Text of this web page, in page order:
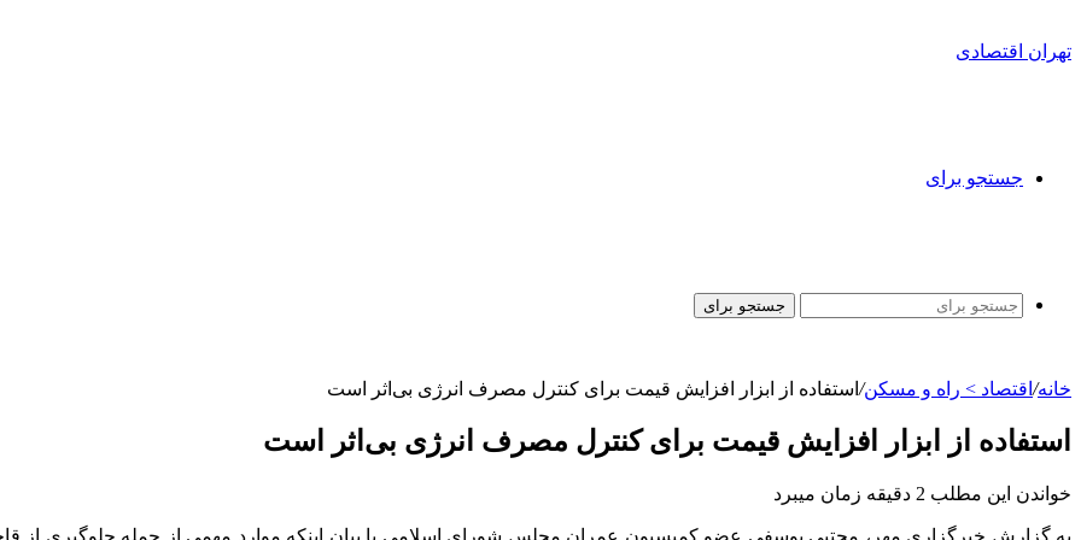
تهران اقتصادی
جستجو برای
جستجو برای
خانه/ اقتصاد > راه و مسکن/ استفاده از ابزار افزایش قیمت برای کنترل مصرف انرژی بی‌اثر است
استفاده از ابزار افزایش قیمت برای کنترل مصرف انرژی بی‌اثر است
خواندن این مطلب 2 دقیقه زمان میبرد
به گزارش خبرگزاری مهر، مجتبی یوسفی عضو کمیسیون عمران مجلس شورای اسلامی با بیان اینکه موارد مهمی از جمله جلوگیری از